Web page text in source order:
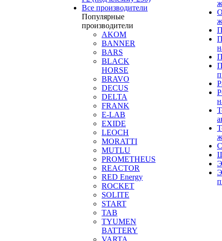
Все производители
Популярные
производители
AKOM
BANNER
BARS
BLACK
HORSE
BRAVO
DECUS
DELTA
FRANK
E-LAB
EXIDE
LEOCH
MORATTI
MUTLU
PROMETHEUS
REACTOR
RED Energy
ROCKET
SOLITE
START
TAB
TYUMEN
BATTERY
VARTA